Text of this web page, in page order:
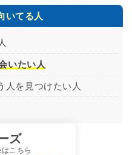
いてる人
いたい人
人を見つけたい人
ズ
こちら